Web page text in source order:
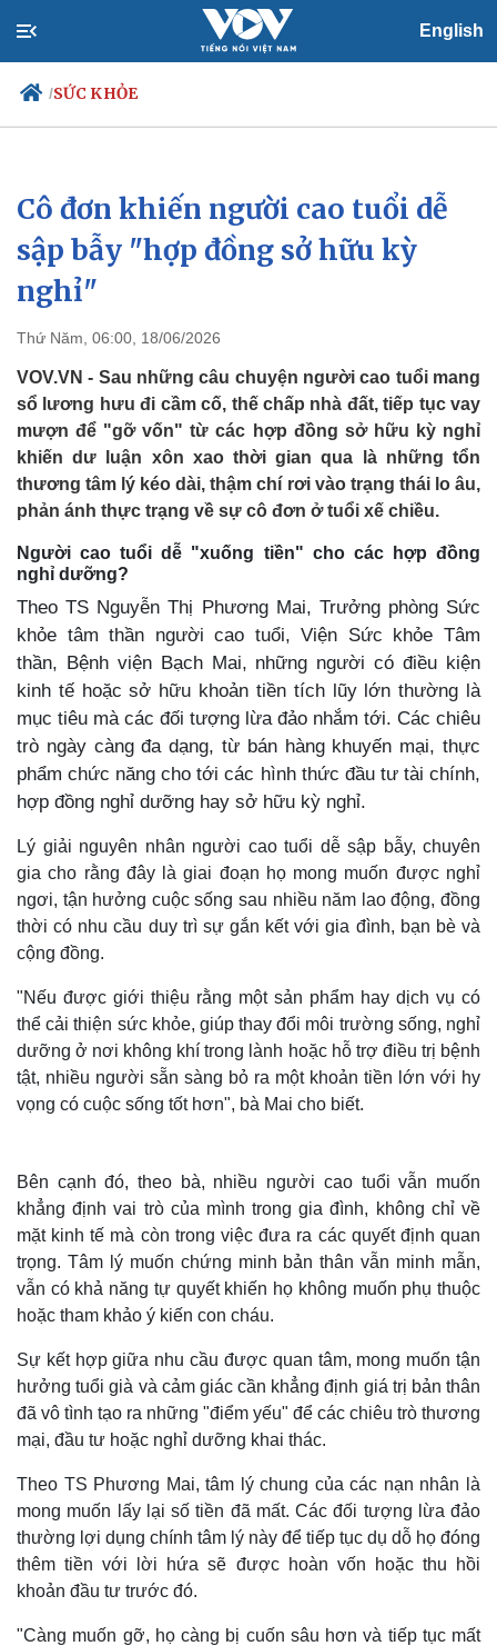
English
/SỨC KHỎE
Chính trị
Đảng
Tổ chức nhân sự
Quốc hội
Nhận diện sự thật
Xã hội
Tin 24h
Dự báo thời tiết
Cô đơn khiến người cao tuổi dễ
sập bẫy "hợp đồng sở hữu kỳ
nghỉ"
Thứ Năm, 06:00, 18/06/2026
VOV.VN - Sau những câu chuyện người cao tuổi mang
sổ lương hưu đi cầm cố, thế chấp nhà đất, tiếp tục vay
mượn để "gỡ vốn" từ các hợp đồng sở hữu kỳ nghỉ
khiến dư luận xôn xao thời gian qua là những tổn
thương tâm lý kéo dài, thậm chí rơi vào trạng thái lo âu,
phản ánh thực trạng về sự cô đơn ở tuổi xế chiều.
Người cao tuổi dễ "xuống tiền" cho các hợp đồng
nghỉ dưỡng?
Theo TS Nguyễn Thị Phương Mai, Trưởng phòng Sức
khỏe tâm thần người cao tuổi, Viện Sức khỏe Tâm
thần, Bệnh viện Bạch Mai, những người có điều kiện
kinh tế hoặc sở hữu khoản tiền tích lũy lớn thường là
mục tiêu mà các đối tượng lừa đảo nhắm tới. Các chiêu
trò ngày càng đa dạng, từ bán hàng khuyến mại, thực
phẩm chức năng cho tới các hình thức đầu tư tài chính,
hợp đồng nghỉ dưỡng hay sở hữu kỳ nghỉ.
Lý giải nguyên nhân người cao tuổi dễ sập bẫy, chuyên
gia cho rằng đây là giai đoạn họ mong muốn được nghỉ
ngơi, tận hưởng cuộc sống sau nhiều năm lao động, đồng
thời có nhu cầu duy trì sự gắn kết với gia đình, bạn bè và
cộng đồng.
"Nếu được giới thiệu rằng một sản phẩm hay dịch vụ có
thể cải thiện sức khỏe, giúp thay đổi môi trường sống, nghỉ
dưỡng ở nơi không khí trong lành hoặc hỗ trợ điều trị bệnh
tật, nhiều người sẵn sàng bỏ ra một khoản tiền lớn với hy
vọng có cuộc sống tốt hơn", bà Mai cho biết.
Bên cạnh đó, theo bà, nhiều người cao tuổi vẫn muốn
khẳng định vai trò của mình trong gia đình, không chỉ về
mặt kinh tế mà còn trong việc đưa ra các quyết định quan
trọng. Tâm lý muốn chứng minh bản thân vẫn minh mẫn,
vẫn có khả năng tự quyết khiến họ không muốn phụ thuộc
hoặc tham khảo ý kiến con cháu.
Sự kết hợp giữa nhu cầu được quan tâm, mong muốn tận
hưởng tuổi già và cảm giác cần khẳng định giá trị bản thân
đã vô tình tạo ra những "điểm yếu" để các chiêu trò thương
mại, đầu tư hoặc nghỉ dưỡng khai thác.
Theo TS Phương Mai, tâm lý chung của các nạn nhân là
mong muốn lấy lại số tiền đã mất. Các đối tượng lừa đảo
thường lợi dụng chính tâm lý này để tiếp tục dụ dỗ họ đóng
thêm tiền với lời hứa sẽ được hoàn vốn hoặc thu hồi
khoản đầu tư trước đó.
"Càng muốn gỡ, họ càng bị cuốn sâu hơn và tiếp tục mất